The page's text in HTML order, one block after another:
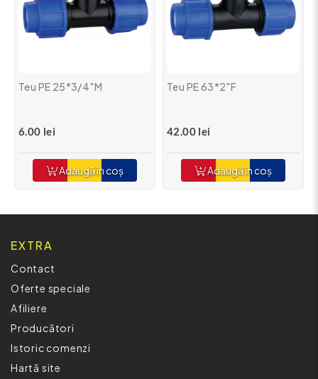
Teu PE 25*3/4"M
6.00 lei
Adaugă în coș
Teu PE 63*2"F
42.00 lei
Adaugă în coș
EXTRA
Contact
Oferte speciale
Afiliere
Producători
Istoric comenzi
Hartă site